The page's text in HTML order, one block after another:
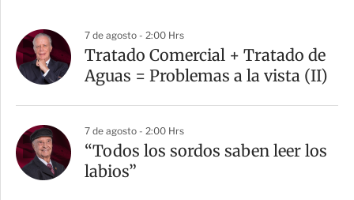
7 de agosto - 2:00 Hrs
Tratado Comercial + Tratado de
Aguas = Problemas a la vista (II)
7 de agosto - 2:00 Hrs
“Todos los sordos saben leer los
labios”